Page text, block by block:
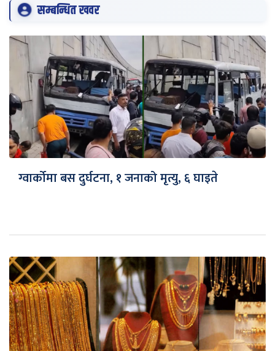
सम्बन्धित खवर
ग्वार्कोमा बस दुर्घटना, १ जनाको मृत्यु, ६ घाइते